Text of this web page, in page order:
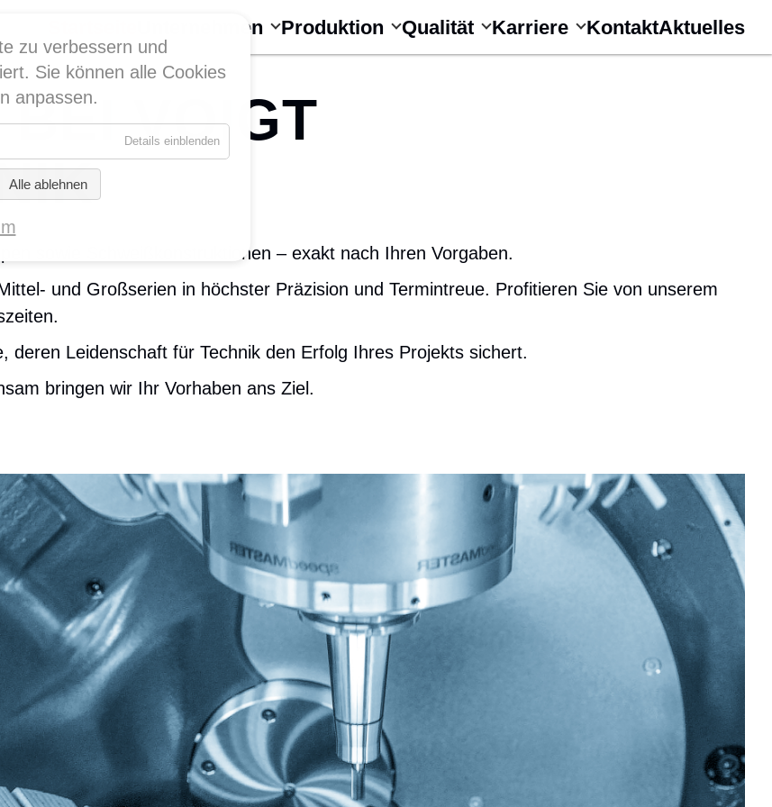
zu verbessern und
Sie können alle Cookies
anpassen.
Details einblendenfür
Alle ablehnen
Unternehmen Produktion Qualität Karriere KontaktAktuelles
VOIGT
sowie Schweißkonstruktionen – exakt nach Ihren Vorgaben.
und Großserien in höchster Präzision und Termintreue. Profitieren Sie von unserem
Leidenschaft für Technik den Erfolg Ihres Projekts sichert.
bringen wir Ihr Vorhaben ans Ziel.